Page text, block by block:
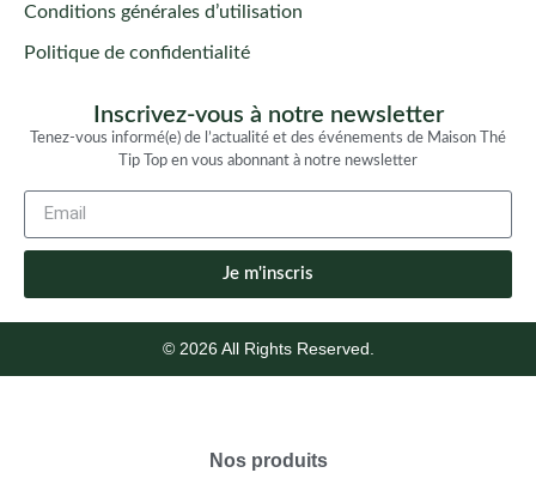
Conditions générales d’utilisation
Politique de confidentialité
Inscrivez-vous à notre newsletter
Tenez-vous informé(e) de l’actualité et des événements de Maison Thé
Tip Top en vous abonnant à notre newsletter
Je m'inscris
© 2026 All Rights Reserved.
Nos produits